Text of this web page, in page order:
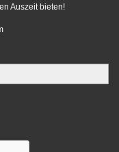
Auszeit bieten!